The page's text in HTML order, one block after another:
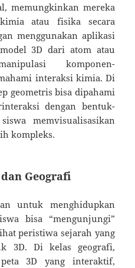
memungkinkan mereka
atau fisika secara
menggunakan aplikasi
3D dari atom atau
komponen-
interaksi kimia. Di
geometris bisa dipahami
dengan bentuk-
memvisualisasikan
kompleks.
Geografi
untuk menghidupkan
bisa “mengunjungi”
peristiwa sejarah yang
3D. Di kelas geografi,
3D yang interaktif,